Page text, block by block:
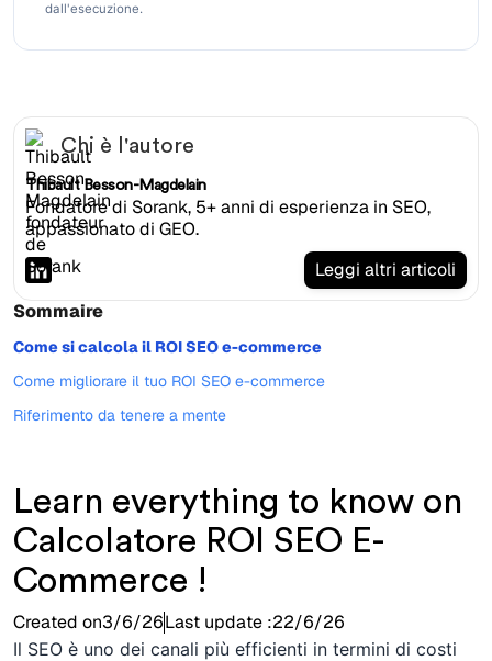
dall'esecuzione.
Chi è l'autore
Thibault Besson-Magdelain
Fondatore di Sorank, 5+ anni di esperienza in SEO,
appassionato di GEO.
Leggi altri articoli
Sommaire
Come si calcola il ROI SEO e-commerce
Come migliorare il tuo ROI SEO e-commerce
Riferimento da tenere a mente
Learn everything to know on
Calcolatore ROI SEO E-
Commerce !
Created on3/6/26Last update :22/6/26
Il SEO è uno dei canali più efficienti in termini di costi